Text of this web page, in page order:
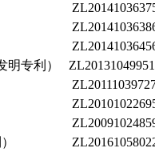
）
专利）
）
）
）
利）